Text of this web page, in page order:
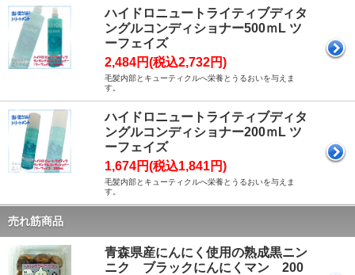
ハイドロニュートライティブディタ
ングルコンディショナー500ｍL ツ
ーフェイズ
2,484円(税込2,732円)
毛髪内部とキューティクルへ栄養とうるおいを与えま
す。
ハイドロニュートライティブディタ
ングルコンディショナー200ｍL ツ
ーフェイズ
1,674円(税込1,841円)
毛髪内部とキューティクルへ栄養とうるおいを与えま
す。
売れ筋商品
青森県産にんにく使用の熟成黒ニン
ニク ブラックにんにくマン 200